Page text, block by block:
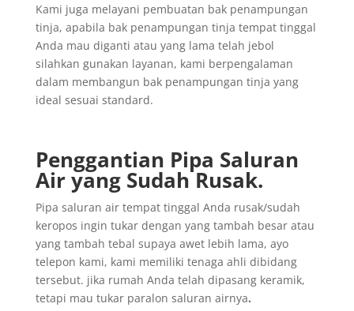
Kami juga melayani pembuatan bak penampungan
tinja, apabila bak penampungan tinja tempat tinggal
Anda mau diganti atau yang lama telah jebol
silahkan gunakan layanan, kami berpengalaman
dalam membangun bak penampungan tinja yang
ideal sesuai standard.
Penggantian Pipa Saluran
Air yang Sudah Rusak.
Pipa saluran air tempat tinggal Anda rusak/sudah
keropos ingin tukar dengan yang tambah besar atau
yang tambah tebal supaya awet lebih lama, ayo
telepon kami, kami memiliki tenaga ahli dibidang
tersebut. jika rumah Anda telah dipasang keramik,
tetapi mau tukar paralon saluran airnya.